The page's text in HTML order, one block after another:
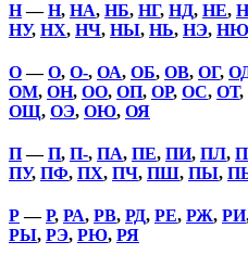
Н—Н, НА, НБ, НГ, НД, НЕ,
НУ, НХ, НЧ, НЫ, НЬ, НЭ, НЮ
О—О, О-, ОА, ОБ, ОВ, ОГ,
ОМ, ОН, ОО, ОП, ОР, ОС, ОТ,
ОЩ, ОЭ, ОЮ, ОЯ
П—П, П-, ПА, ПЕ, ПИ, ПЛ,
ПУ, ПФ, ПХ, ПЧ, ПШ, ПЫ,
Р—Р, РА, РВ, РД, РЕ, РЖ, РИ
РЫ, РЭ, РЮ, РЯ